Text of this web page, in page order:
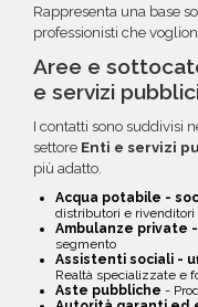
Rappresenta una base
professionisti che
Aree e
e servizi
I contatti sono suddivisi
settore Enti e servizi
più adatto.
Acqua potabile -
distributori e rivenditori
Ambulanze private
segmento
Assistenti sociali -
Realtà specializzate e
Aste pubbliche -